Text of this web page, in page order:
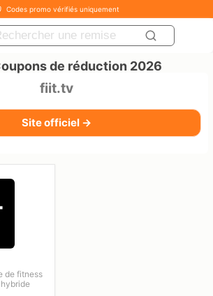
Codes promo vérifiés uniquement
de réduction 2026
fiit.tv
Site officiel →
de fitness